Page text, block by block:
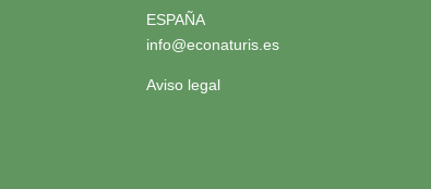
ESPAÑA
info@econaturis.es
Aviso legal